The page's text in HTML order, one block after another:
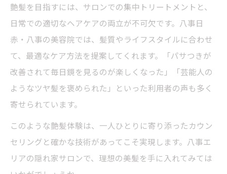
艶髪を目指すには、サロンでの集中トリートメントと、
日常での適切なヘアケアの両立が不可欠です。八事日
赤・八事の美容院では、髪質やライフスタイルに合わせ
て、最適なケア方法を提案してくれます。「パサつきが
改善されて毎日鏡を見るのが楽しくなった」「芸能人の
ようなツヤ髪を褒められた」といった利用者の声も多く
寄せられています。
このような艶髪体験は、一人ひとりに寄り添ったカウン
セリングと確かな技術があってこそ実現します。八事エ
リアの隠れ家サロンで、理想の美髪を手に入れてみては